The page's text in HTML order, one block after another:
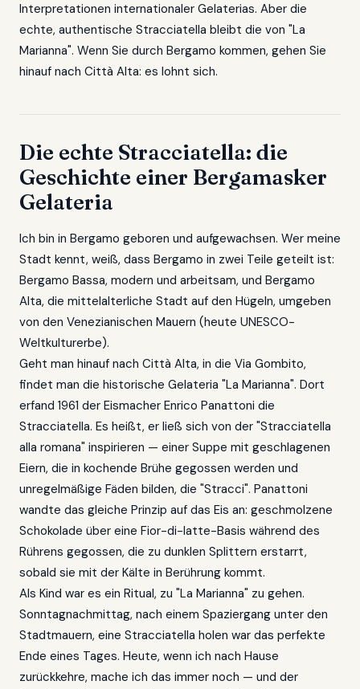
Interpretationen internationaler Gelaterias. Aber die
echte, authentische Stracciatella bleibt die von "La
Marianna". Wenn Sie durch Bergamo kommen, gehen Sie
hinauf nach Città Alta: es lohnt sich.
Die echte Stracciatella: die
Geschichte einer Bergamasker
Gelateria
Ich bin in Bergamo geboren und aufgewachsen. Wer meine
Stadt kennt, weiß, dass Bergamo in zwei Teile geteilt ist:
Bergamo Bassa, modern und arbeitsam, und Bergamo
Alta, die mittelalterliche Stadt auf den Hügeln, umgeben
von den Venezianischen Mauern (heute UNESCO-
Weltkulturerbe).
Geht man hinauf nach Città Alta, in die Via Gombito,
findet man die historische Gelateria "La Marianna". Dort
erfand 1961 der Eismacher Enrico Panattoni die
Stracciatella. Es heißt, er ließ sich von der "Stracciatella
alla romana" inspirieren — einer Suppe mit geschlagenen
Eiern, die in kochende Brühe gegossen werden und
unregelmäßige Fäden bilden, die "Stracci". Panattoni
wandte das gleiche Prinzip auf das Eis an: geschmolzene
Schokolade über eine Fior-di-latte-Basis während des
Rührens gegossen, die zu dunklen Splittern erstarrt,
sobald sie mit der Kälte in Berührung kommt.
Als Kind war es ein Ritual, zu "La Marianna" zu gehen.
Sonntagnachmittag, nach einem Spaziergang unter den
Stadtmauern, eine Stracciatella holen war das perfekte
Ende eines Tages. Heute, wenn ich nach Hause
zurückkehre, mache ich das immer noch — und der